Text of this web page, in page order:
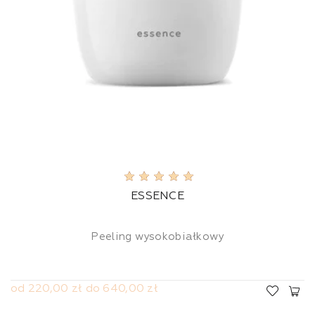
ESSENCE
Peeling wysokobiałkowy
od 220,00 zł do 640,00 zł